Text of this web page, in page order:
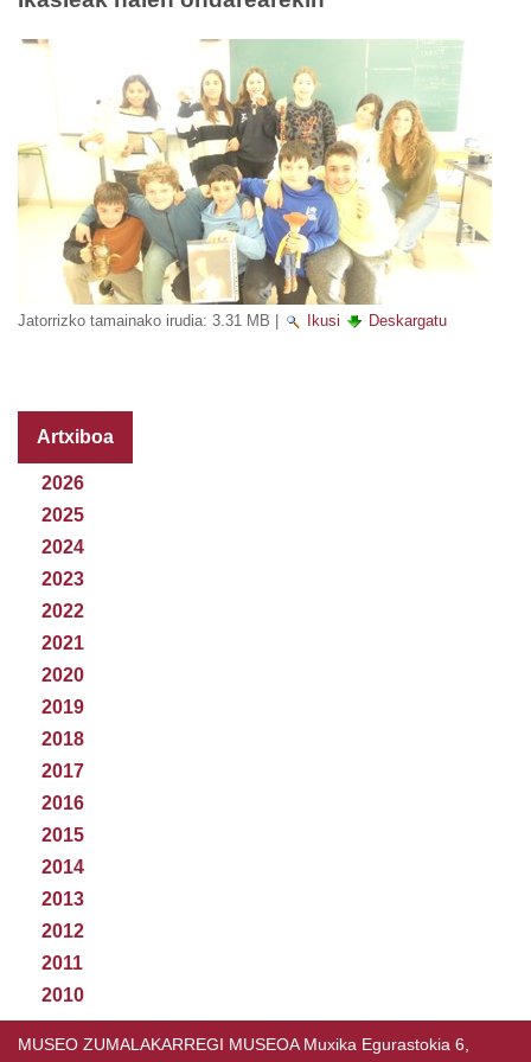
Jatorrizko tamainako irudia: 3.31 MB | Ikusi Deskargatu
Artxiboa
2026
2025
2024
2023
2022
2021
2020
2019
2018
2017
2016
2015
2014
2013
2012
2011
2010
MUSEO ZUMALAKARREGI MUSEOA Muxika Egurastokia 6,